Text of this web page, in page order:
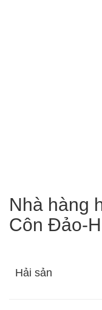
Nhà hàng
Côn Đảo-
Hải sản